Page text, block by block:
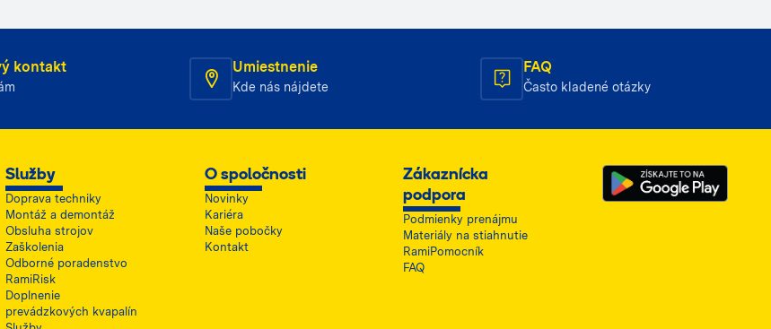
kontakt Umiestnenie
Kde nás nájdete
FAQ
Často kladené otázky
Služby
Doprava techniky
Montáž a demontáž
Obsluha strojov
Zaškolenia
Odborné poradenstvo
RamiRisk
Doplnenie
prevádzkových kvapalín
O spoločnosti
Novinky
Kariéra
Naše pobočky
Kontakt
Zákaznícka
podpora
Podmienky prenájmu
Materiály na stiahnutie
RamiPomocník
FAQ